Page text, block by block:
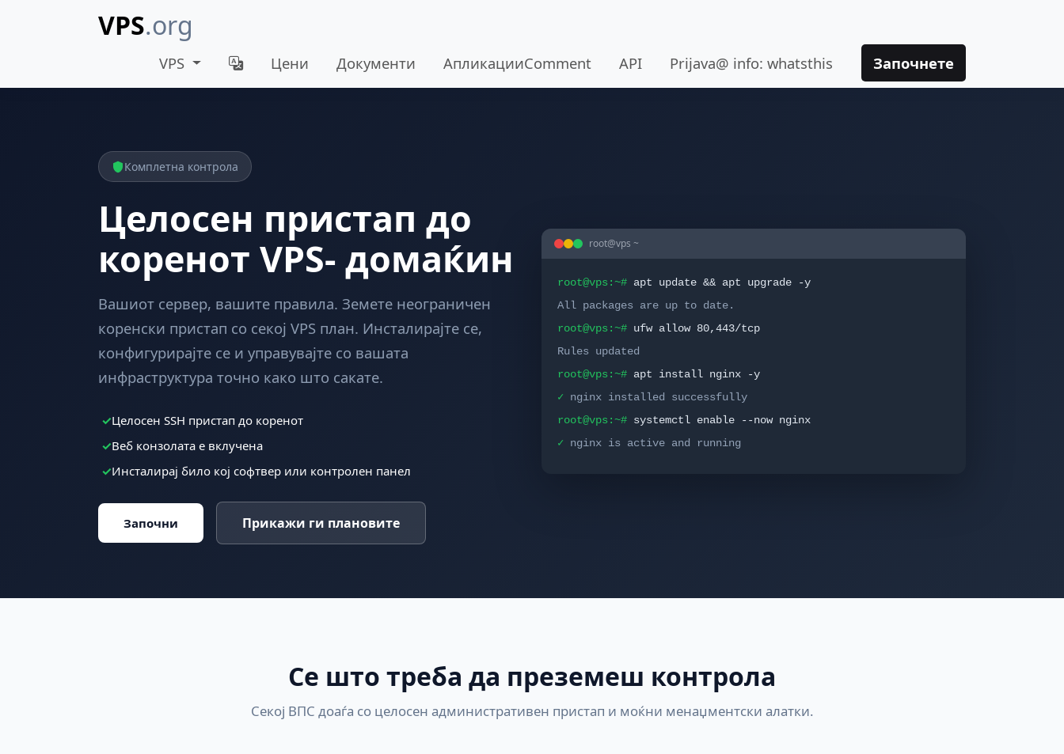
VPS.org
VPS Цени Документи АпликацииComment API Prijava@ info: whatsthis Започнете
Комплетна контрола
Целосен пристап до
коренот VPS- домаќин
Вашиот сервер, вашите правила. Земете неограничен
коренски пристап со секој VPS план. Инсталирајте се,
конфигурирајте се и управувајте со вашата
инфраструктура точно како што сакате.
✓Целосен SSH пристап до коренот
✓Веб конзолата е вклучена
✓Инсталирај било кој софтвер или контролен панел
Започни Прикажи ги плановите
root@vps ~
root@vps:~# apt update && apt upgrade -y
All packages are up to date.
root@vps:~# ufw allow 80,443/tcp
Rules updated
root@vps:~# apt install nginx -y
✓
nginx installed successfully
root@vps:~# systemctl enable --now nginx
✓
nginx is active and running
Се што треба да преземеш контрола
Секој ВПС доаѓа со целосен административен пристап и моќни менаџментски алатки.